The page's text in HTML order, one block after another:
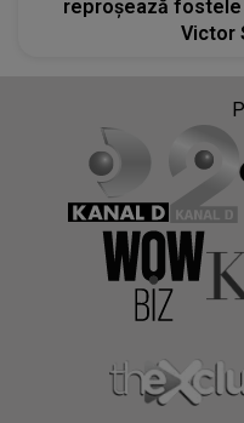
reproșează
Victor